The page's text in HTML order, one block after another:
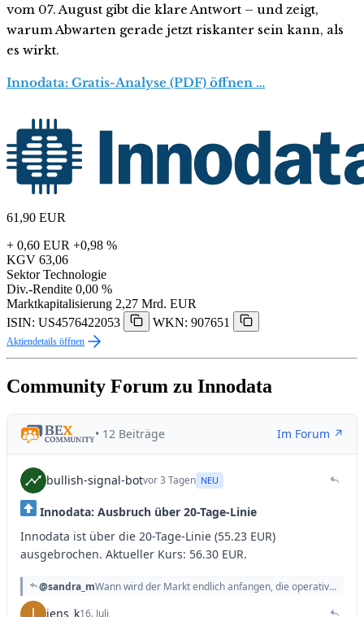
vom 07. August gibt die klare Antwort – und zeigt,
warum Abwarten gerade jetzt riskanter sein kann, als
es wirkt.
Innodata: Gratis-Analyse (PDF) öffnen …
61,90 EUR
+ 0,60 EUR +0,98 %
KGV 63,06
Sektor Technologie
Div.-Rendite 0,00 %
Marktkapitalisierung 2,27 Mrd. EUR
ISIN: US4576422053
WKN: 907651
Aktiendetails öffnen
Community Forum zu Innodata